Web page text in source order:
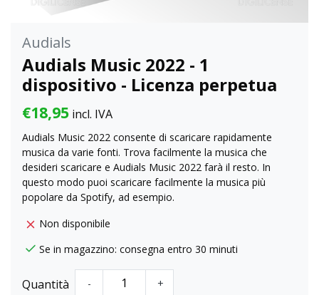
Audials
Audials Music 2022 - 1
dispositivo - Licenza perpetua
€18,95 incl. IVA
Audials Music 2022 consente di scaricare rapidamente
musica da varie fonti. Trova facilmente la musica che
desideri scaricare e Audials Music 2022 farà il resto. In
questo modo puoi scaricare facilmente la musica più
popolare da Spotify, ad esempio.
Non disponibile
Se in magazzino: consegna entro 30 minuti
Quantità - +